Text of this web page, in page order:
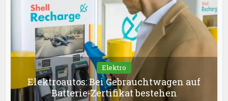
Elektro
Elektroautos: Bei Gebrauchtwagen auf
Batterie-Zertifikat bestehen